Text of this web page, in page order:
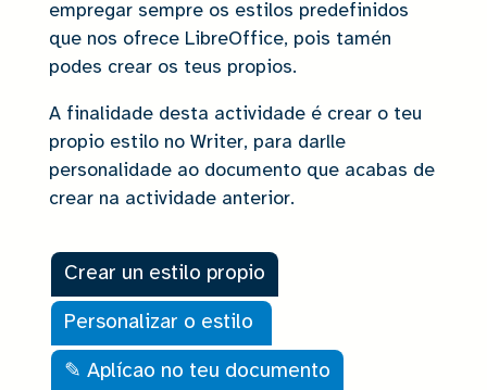
empregar sempre os estilos predefinidos
que nos ofrece LibreOffice, pois tamén
podes crear os teus propios.
A finalidade desta actividade é crear o teu
propio estilo no Writer, para darlle
personalidade ao documento que acabas de
crear na actividade anterior.
Crear un estilo propio
Personalizar o estilo
✎ Aplícao no teu documento